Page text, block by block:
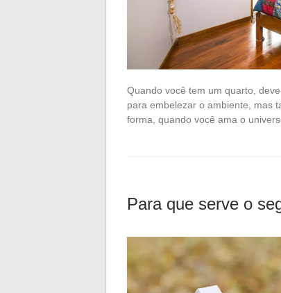
Quando você tem um quarto,
para embelezar o ambiente, mas
forma, quando você ama o
Para que serve o